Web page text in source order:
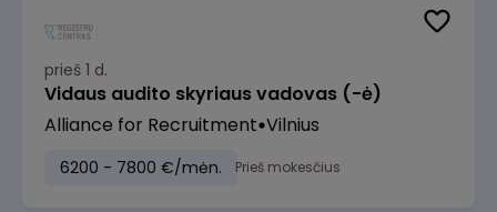
prieš 1 d.
Vidaus audito skyriaus vadovas (-ė)
Alliance for Recruitment Vilnius
6200 - 7800 €/mėn. Prieš mokesčius